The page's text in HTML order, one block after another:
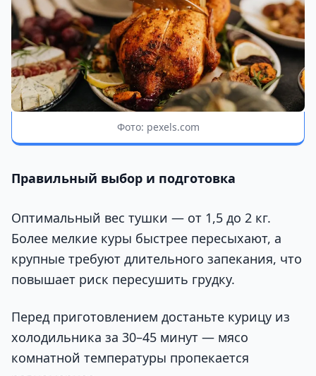
Фото: pexels.com
Правильный выбор и подготовка
Оптимальный вес тушки — от 1,5 до 2 кг.
Более мелкие куры быстрее пересыхают, а
крупные требуют длительного запекания, что
повышает риск пересушить грудку.
Перед приготовлением достаньте курицу из
холодильника за 30–45 минут — мясо
комнатной температуры пропекается